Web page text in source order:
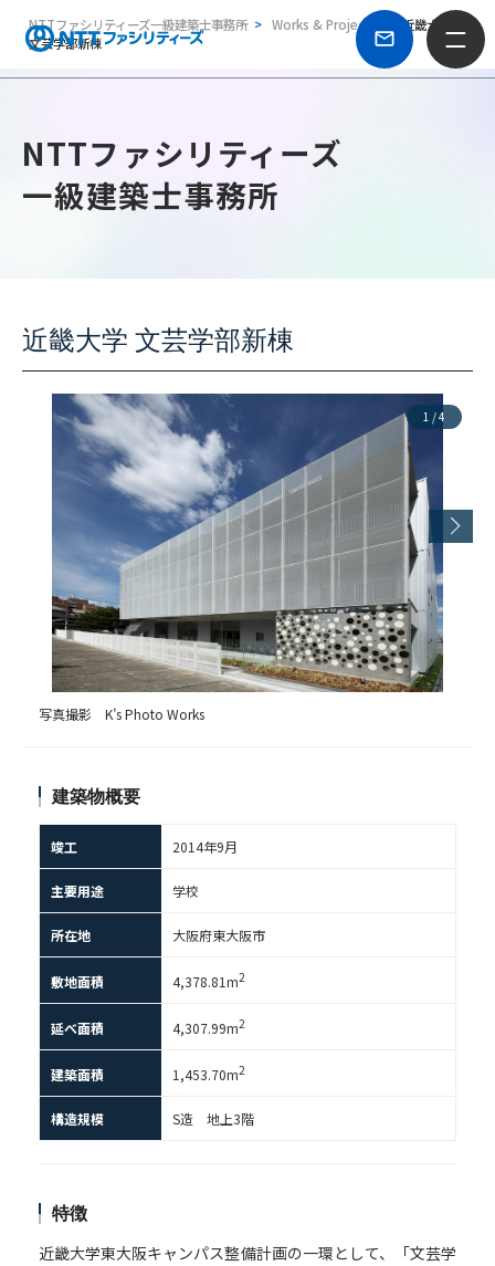
NTTファシリティーズ一級建築士事務所 Works & Projects
近畿大学
文芸学部新棟
NTTファシリティーズ
一級建築士事務所
近畿大学 文芸学部新棟
1 /4
写真撮影 K’s Photo Works
建築物概要
竣工 2014年9月
主要用途 学校
所在地 大阪府東大阪市
敷地面積 4,378.81m2
延べ面積 4,307.99m2
建築面積 1,453.70m2
構造規模 S造 地上3階
特徴
近畿大学東大阪キャンパス整備計画の一環として、「文芸学